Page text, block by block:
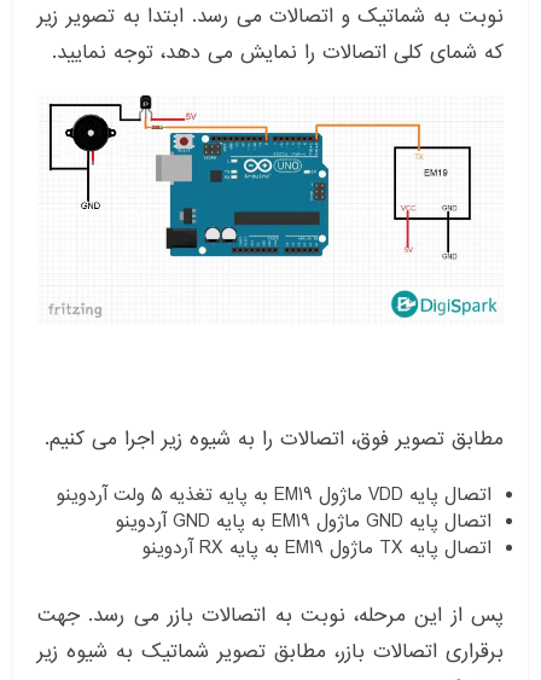
نوبت به شماتیک و اتصالات می رسد. ابتدا به تصویر زیر
که شمای کلی اتصالات را نمایش می دهد، توجه نمایید.
مطابق تصویر فوق، اتصالات را به شیوه زیر اجرا می کنیم.
اتصال پایه VDD ماژول EM19 به پایه تغذیه ۵ ولت آردوینو
اتصال پایه GND ماژول EM19 به پایه GND آردوینو
اتصال پایه TX ماژول EM19 به پایه RX آردوینو
پس از این مرحله، نوبت به اتصالات بازر می رسد. جهت
برقراری اتصالات بازر، مطابق تصویر شماتیک به شیوه زیر